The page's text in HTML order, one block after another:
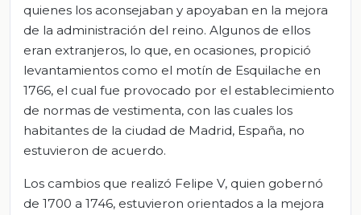
quienes los aconsejaban y apoyaban en la mejora
de la administración del reino. Algunos de ellos
eran extranjeros, lo que, en ocasiones, propició
levantamientos como el motín de Esquilache en
1766, el cual fue provocado por el establecimiento
de normas de vestimenta, con las cuales los
habitantes de la ciudad de Madrid, España, no
estuvieron de acuerdo.
Los cambios que realizó Felipe V, quien gobernó
de 1700 a 1746, estuvieron orientados a la mejora